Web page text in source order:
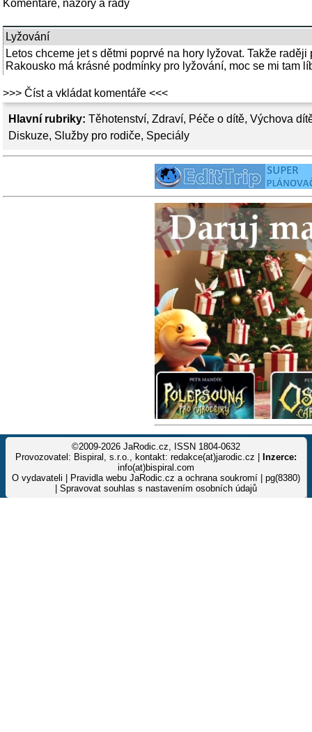
Hlavní rubriky: Těhotenství, Zdraví, Péče o dítě, Výchova
Diskuze, Služby pro rodiče, Speciály
Komentáře, názory a rady
Lyžování
Letos chceme jet s dětmi poprvé na hory lyžovat. Takže
Rakousko má krásné podmínky pro lyžování, moc se mi tam
>>> Číst a vkládat komentáře <<<
©2009-2026 JaRodic.cz, ISSN 1804-0632
Provozovatel: Bispiral, s.r.o., kontakt: redakce(at)jarodic.cz |
Inzerce:
info(at)bispiral.com
O vydavateli
Pravidla webu JaRodic.cz a ochrana soukromí | pg(8380)
Spravovat souhlas s nastavením osobních údajů